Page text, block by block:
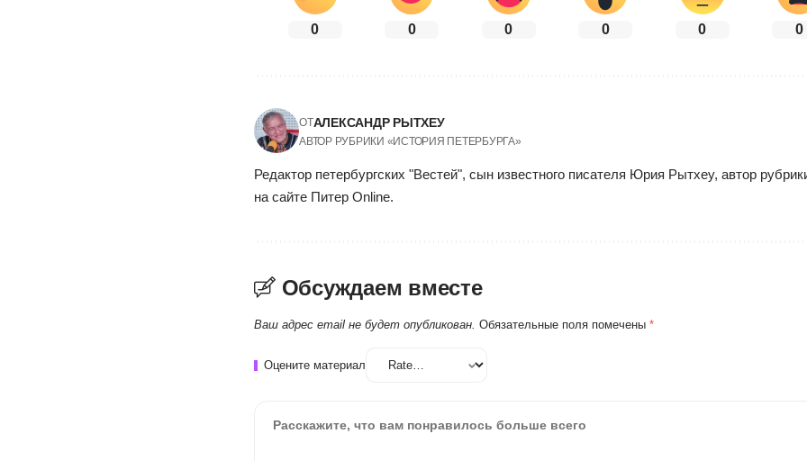
0 0 0 0 0 0
ОТАЛЕКСАНДР РЫТХЕУ
АВТОР РУБРИКИ «ИСТОРИЯ ПЕТЕРБУРГА»
Редактор петербургских "Вестей", сын известного писателя Юрия Рытхеу, автор
на сайте Питер Online.
Обсуждаем вместе
Ваш адрес email не будет опубликован. Обязательные поля помечены *
Оцените материал